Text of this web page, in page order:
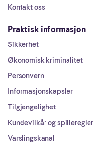
Kontakt oss
Praktisk informasjon
Sikkerhet
Økonomisk kriminalitet
Personvern
Informasjonskapsler
Tilgjengelighet
Kundevilkår og spilleregler
Varslingskanal